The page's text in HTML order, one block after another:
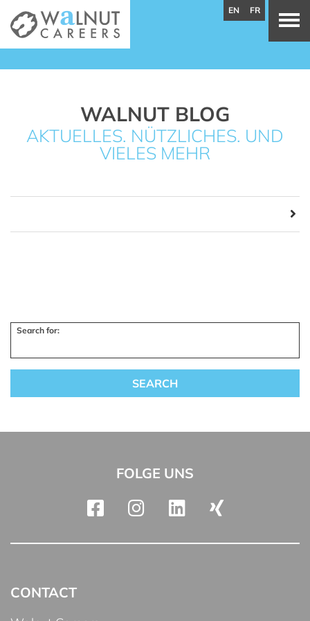
WALNUT BLOG
AKTUELLES. NÜTZLICHES. UND
VIELES MEHR
Search for:
FOLGE UNS
CONTACT
EN FR